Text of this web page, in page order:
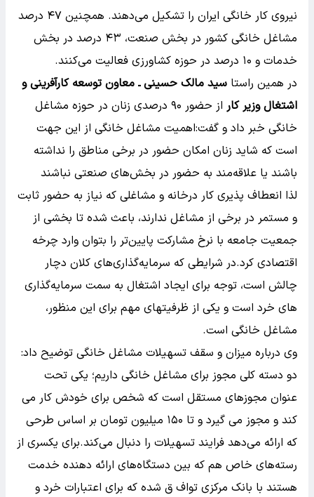
نیروی کار خانگی ایران را تشکیل می‌دهند. همچنین ۴۷ درصد
مشاغل خانگی کشور در بخش صنعت، ۴۳ درصد در بخش
خدمات و ۱۰ درصد در حوزه کشاورزی فعالیت می‌کنند.
در همین راستا سید مالک حسینی ـ معاون توسعه کارآفرینی و
اشتغال وزیر کار
از حضور ۹۰ درصدی زنان در حوزه مشاغل
خانگی خبر داد و گفت:اهمیت مشاغل خانگی از این جهت
است که شاید زنان امکان حضور در برخی مناطق را نداشته
باشند یا علاقه‌مند به حضور در بخش‌های صنعتی نباشند
لذا انعطاف پذیری کار درخانه و مشاغلی که نیاز به حضور ثابت
و مستمر در برخی از مشاغل ندارند، باعث شده تا بخشی از
جمعیت جامعه با نرخ مشارکت پایین‌تر را بتوان وارد چرخه
اقتصادی کرد.در شرایطی که سرمایه‌گذاری‌های کلان دچار
چالش است، توجه برای ایجاد اشتغال به سمت سرمایه‌گذاری
های خرد است و یکی از ظرفیتهای مهم برای این منظور،
مشاغل خانگی است.
وی درباره میزان و سقف تسهیلات مشاغل خانگی توضیح داد:
دو دسته کلی مجوز برای مشاغل خانگی داریم؛ یکی تحت
عنوان مجوزهای مستقل است که شخص برای خودش کار می
کند و مجوز می گیرد و تا ۱۵۰ میلیون تومان بر اساس طرحی
که ارائه می‌دهد فرایند تسهیلات را دنبال می‌کند.برای یکسری از
رسته‌های خاص هم که بین دستگاه‌های ارائه دهنده خدمت
هستند با بانک مرکزی تواف ق شده که برای اعتبارات خرد و